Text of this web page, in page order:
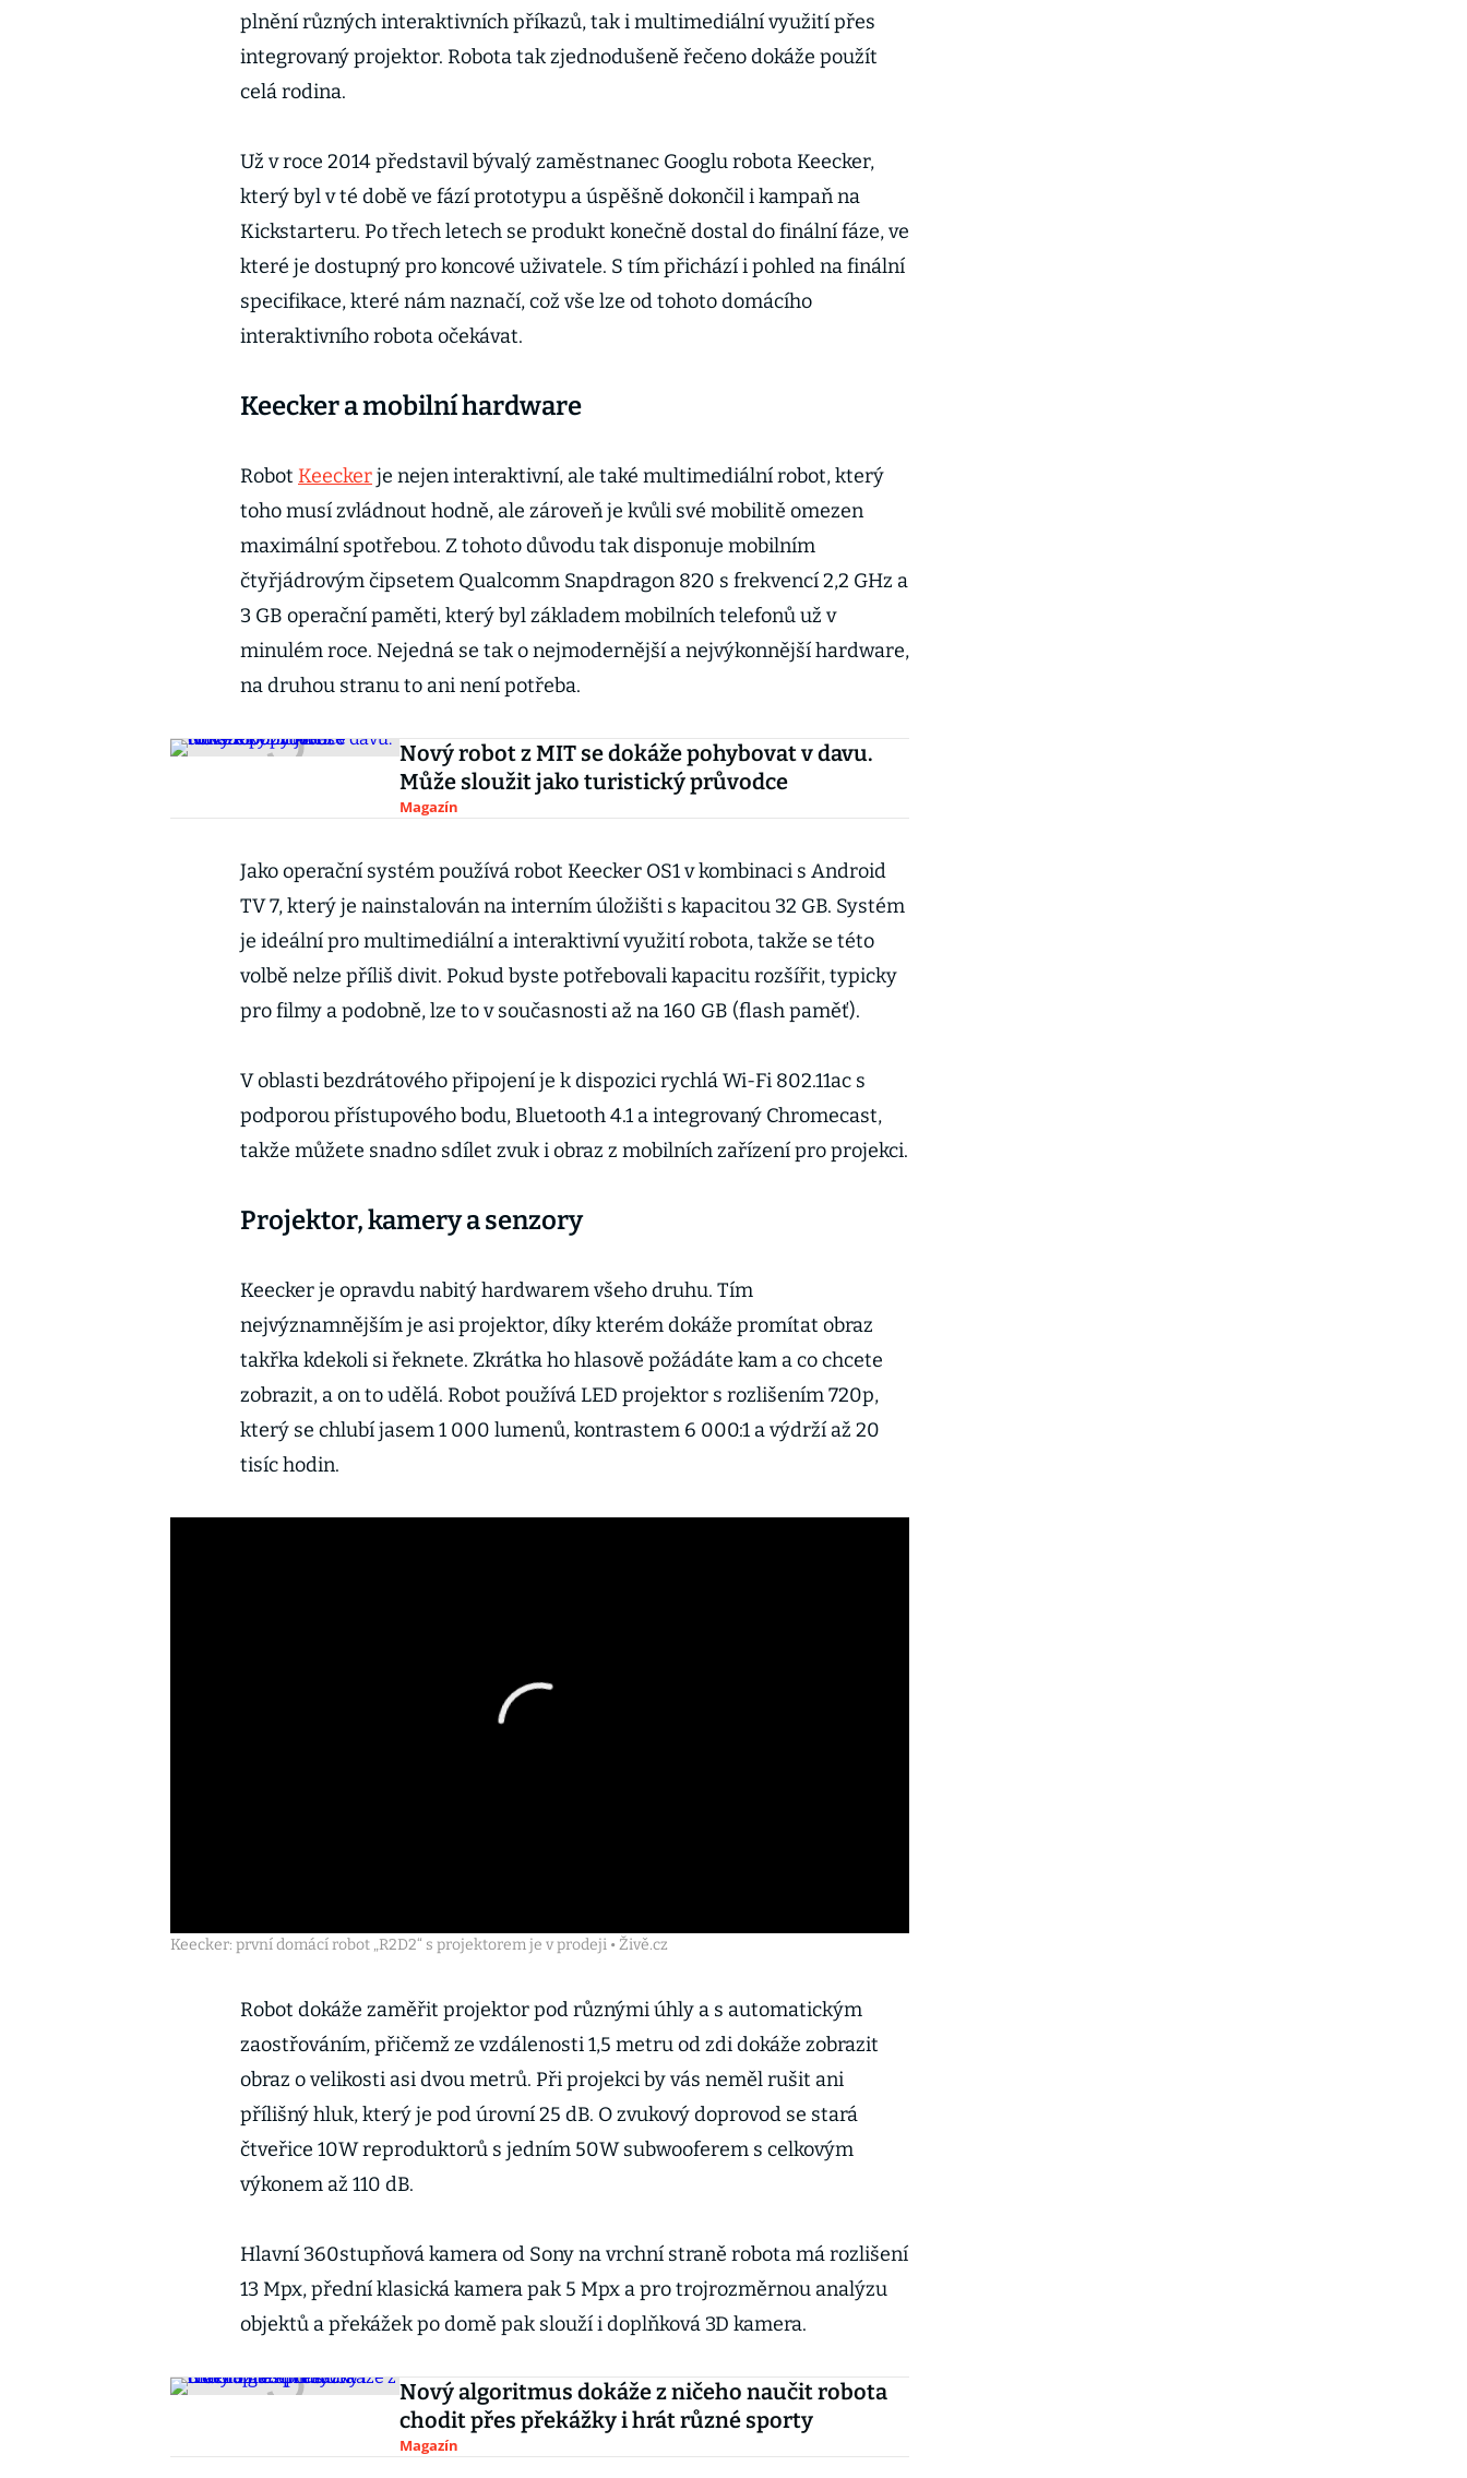
plnění různých interaktivních příkazů, tak i multimediální využití přes
integrovaný projektor. Robota tak zjednodušeně řečeno dokáže použít
celá rodina.
Už v roce 2014 představil bývalý zaměstnanec Googlu robota Keecker,
který byl v té době ve fází prototypu a úspěšně dokončil i kampaň na
Kickstarteru. Po třech letech se produkt konečně dostal do finální fáze, ve
které je dostupný pro koncové uživatele. S tím přichází i pohled na finální
specifikace, které nám naznačí, což vše lze od tohoto domácího
interaktivního robota očekávat.
Keecker a mobilní hardware
Robot Keeckerje nejen interaktivní, ale také multimediální robot, který
toho musí zvládnout hodně, ale zároveň je kvůli své mobilitě omezen
maximální spotřebou. Z tohoto důvodu tak disponuje mobilním
čtyřjádrovým čipsetem Qualcomm Snapdragon 820 s frekvencí 2,2 GHz a
3 GB operační paměti, který byl základem mobilních telefonů už v
minulém roce. Nejedná se tak o nejmodernější a nejvýkonnější hardware,
na druhou stranu to ani není potřeba.
Nový robot z MIT se dokáže pohybovat v davu.
Může sloužit jako turistický průvodce
Magazín
Jako operační systém používá robot Keecker OS1 v kombinaci s Android
TV 7, který je nainstalován na interním úložišti s kapacitou 32 GB. Systém
je ideální pro multimediální a interaktivní využití robota, takže se této
volbě nelze příliš divit. Pokud byste potřebovali kapacitu rozšířit, typicky
pro filmy a podobně, lze to v současnosti až na 160 GB (flash paměť).
V oblasti bezdrátového připojení je k dispozici rychlá Wi-Fi 802.11ac s
podporou přístupového bodu, Bluetooth 4.1 a integrovaný Chromecast,
takže můžete snadno sdílet zvuk i obraz z mobilních zařízení pro projekci.
Projektor, kamery a senzory
Keecker je opravdu nabitý hardwarem všeho druhu. Tím
nejvýznamnějším je asi projektor, díky kterém dokáže promítat obraz
takřka kdekoli si řeknete. Zkrátka ho hlasově požádáte kam a co chcete
zobrazit, a on to udělá. Robot používá LED projektor s rozlišením 720p,
který se chlubí jasem 1 000 lumenů, kontrastem 6 000:1 a výdrží až 20
tisíc hodin.
Keecker: první domácí robot „R2D2“ s projektorem je v prodeji • Živě.cz
Robot dokáže zaměřit projektor pod různými úhly a s automatickým
zaostřováním, přičemž ze vzdálenosti 1,5 metru od zdi dokáže zobrazit
obraz o velikosti asi dvou metrů. Při projekci by vás neměl rušit ani
přílišný hluk, který je pod úrovní 25 dB. O zvukový doprovod se stará
čtveřice 10W reproduktorů s jedním 50W subwooferem s celkovým
výkonem až 110 dB.
Hlavní 360stupňová kamera od Sony na vrchní straně robota má rozlišení
13 Mpx, přední klasická kamera pak 5 Mpx a pro trojrozměrnou analýzu
objektů a překážek po domě pak slouží i doplňková 3D kamera.
Nový algoritmus dokáže z ničeho naučit robota
chodit přes překážky i hrát různé sporty
Magazín